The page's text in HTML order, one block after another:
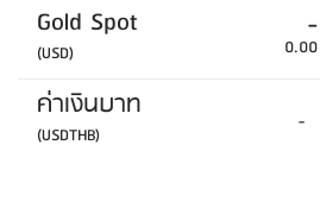
Gold Spot
(USD)
-
0.00
ค่าเงินบาท
(USDTHB) -